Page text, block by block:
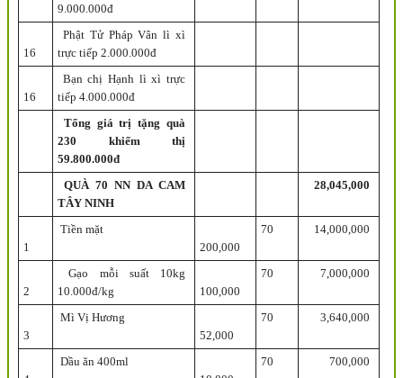
9.000.000đ
16
Phật Tử Pháp Vân lì xì
trực tiếp 2.000.000đ
16
Bạn chị Hạnh lì xì trực
tiếp 4.000.000đ
Tổng giá trị tặng quà
230 khiếm thị
59.800.000đ
QUÀ 70 NN DA CAM
TÂY NINH
28,045,000
1
Tiền mặt
200,000
70 14,000,000
2
Gạo mỗi suất 10kg
10.000đ/kg
100,000
70 7,000,000
3
Mì Vị Hương
52,000
70 3,640,000
Dầu ăn 400ml
70 700,000